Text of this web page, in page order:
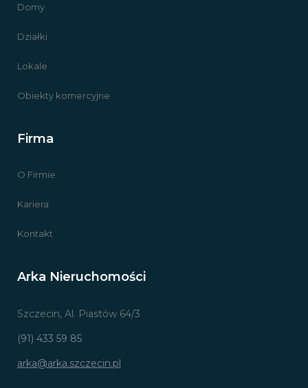
Domy
Działki
Lokale
Obiekty komercyjne
Firma
O Firmie
Kariera
Kontakt
Arka Nieruchomości
Szczecin, Al. Piastów 64/3
(91) 433 59 85
arka@arka.szczecin.pl